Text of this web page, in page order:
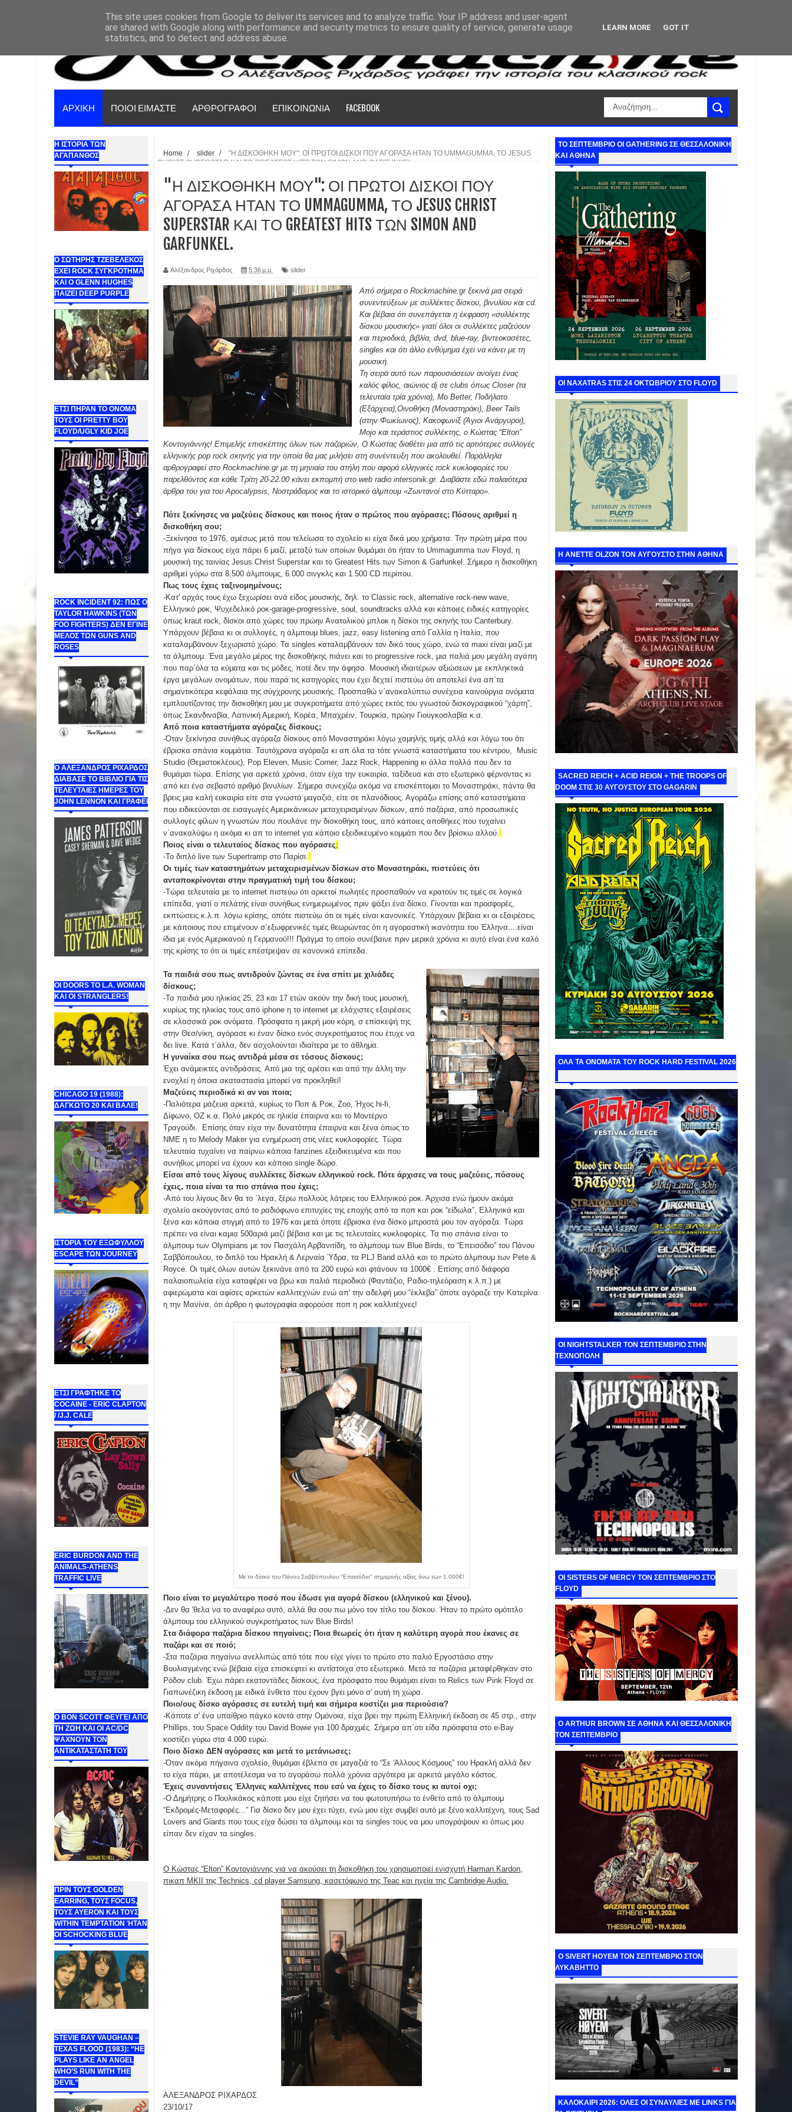
ΑΡΧΙΚΗ ΠΟΙΟΙ ΕΙΜΑΣΤΕ ΑΡΘΡΟΓΡΑΦΟΙ ΕΠΙΚΟΙΝΩΝΙΑ FACEBOOK
Η ΙΣΤΟΡΙΑ ΤΩΝ
ΑΓΑΠΑΝΘΟΣ
Ο ΣΩΤΗΡΗΣ ΤΖΕΒΕΛΕΚΟΣ
ΕΧΕΙ ROCK ΣΥΓΚΡΟΤΗΜΑ
ΚΑΙ Ο GLENN HUGHES
ΠΑΙΖΕΙ DEEP PURPLE
ΕΤΣΙ ΠΗΡΑΝ ΤΟ ΟΝΟΜΑ
ΤΟΥΣ ΟΙ PRETTY BOY
FLOYD/UGLY KID JOE
ROCK INCIDENT 92: ΠΩΣ Ο
TAYLOR HAWKINS (ΤΩΝ
FOO FIGHTERS) ΔΕΝ ΕΓΙΝΕ
ΜΕΛΟΣ ΤΩΝ GUNS AND
ROSES
Ο ΑΛΕΞΑΝΔΡΟΣ ΡΙΧΑΡΔΟΣ
ΔΙΑΒΑΣΕ ΤΟ ΒΙΒΛΙΟ ΓΙΑ ΤΙΣ
ΤΕΛΕΥΤΑΙΕΣ ΗΜΕΡΕΣ ΤΟΥ
JOHN LENNON ΚΑΙ ΓΡΑΦΕΙ
ΟΙ DOORS ΤΟ L.A. WOMAN
KAI OI STRANGLERS!
CHICAGO 19 (1988):
ΔΑΓΚΩΤΟ 20 ΚΑΙ ΒΑΛΕ!
ΙΣΤΟΡΙΑ ΤΟΥ ΕΞΩΦΥΛΛΟΥ
ESCAPE ΤΩΝ JOURNEY
ΕΤΣΙ ΓΡΑΦΤΗΚΕ ΤΟ
COCAINE - ERIC CLAPTON
/ /J.J. CALE
ERIC BURDON AND THE
ANIMALS-ATHENS
TRAFFIC LIVE
Ο BON SCOTT ΦΕΥΓΕΙ ΑΠΟ
ΤΗ ΖΩΗ ΚΑΙ ΟΙ AC/DC
ΨΑΧΝΟΥΝ ΤΟΝ
ΑΝΤΙΚΑΤΑΣΤΑΤΗ ΤΟΥ
ΠΡΙΝ ΤΟΥΣ GOLDEN
EARRING, ΤΟΥΣ FOCUS,
ΤΟΥΣ ΑΥΕROΝ ΚΑΙ ΤΟΥΣ
WITHIN TEMPTATION ΉΤΑΝ
ΟΙ SCHOCKING BLUE
STEVIE RAY VAUGHAN –
TEXAS FLOOD (1983): “HE
PLAYS LIKE AN ANGEL
WHO’S RUN WITH THE
DEVIL”
Home / slider /
"Η ΔΙΣΚΟΘΗΚΗ ΜΟΥ": ΟΙ ΠΡΩΤΟΙ ΔΙΣΚΟΙ ΠΟΥ ΑΓΟΡΑΣΑ ΗΤΑΝ ΤΟ UMMAGUMMA, ΤΟ JESUS
CHRIST SUPERSTAR ΚΑΙ ΤΟ GREATEST HITS ΤΩΝ SIMON AND GARFUNKEL.
"Η ΔΙΣΚΟΘΗΚΗ ΜΟΥ": ΟΙ ΠΡΩΤΟΙ ΔΙΣΚΟΙ ΠΟΥ
ΑΓΟΡΑΣΑ ΗΤΑΝ ΤΟ UMMAGUMMA, ΤΟ JESUS CHRIST
SUPERSTAR ΚΑΙ ΤΟ GREATEST HITS ΤΩΝ SIMON AND
GARFUNKEL.
Αλέξανδρος Ριχάρδος 5:36 μ.μ. slider
Από σήμερα ο Rockmachine.gr ξεκινά μια σειρά
συνεντεύξεων με συλλέκτες δίσκου, βινυλίου και cd.
Και βέβαια ότι συνεπάγεται η έκφραση «συλλέκτης
δίσκου μουσικής» γιατί όλοι οι συλλέκτες μαζεύουν
και περιοδικά, βιβλία, dvd, blue-ray, βιντεοκασέτες,
singles και ότι άλλο ενθύμημα έχει να κάνει με τη
μουσική.
Τη σειρά αυτό των παρουσιάσεων ανοίγει ένας
καλός φίλος, αιώνιος dj σε clubs όπως Closer (τα
τελευταία τρία χρόνια), Mo Better, Ποδήλατο
(Εξάρχεια),Οινοθήκη (Μοναστηράκι), Beer Tails
(στην Φωκίωνος), Κακοφωνίξ (Άγιοι Ανάργυροι),
Mojo και τεράστιος συλλέκτης, ο Κώστας “Elton”
Κοντογιάννης! Επιμελής επισκέπτης όλων των παζαριών, Ο Κώστας διαθέτει μια από τις αρτιότερες συλλογές
ελληνικής pop rock σκηνής για την οποία θα μας μιλήσει στη συνέντευξη που ακολουθεί. Παράλληλα
αρθρογραφεί στο Rockmachine.gr με τη μηνιαία του στήλη που αφορά ελληνικές rock κυκλοφορίες του
παρελθόντος και κάθε Τρίτη 20-22.00 κάνει εκπομπή στο web radio intersonik.gr. Διαβάστε εδώ παλαιότερα
άρθρα του για του Apocalypsis Νοστράδαμος και το ιστορικό άλμπουμ «Ζωντανοί στο Κύτταρο».
Πότε ξεκίνησες να μαζεύεις δίσκους και ποιος ήταν ο πρώτος που αγόρασες; Πόσους αριθμεί η
δισκοθήκη σου;
-Ξεκίνησα το 1976, αμέσως μετά που τελείωσα το σχολείο κι είχα δικά μου χρήματα. Την πρώτη μέρα που
πήγα για δίσκους είχα πάρει 6 μαζί, μεταξύ των οποίων θυμάμαι ότι ήταν το Ummagumma των Floyd, η
μουσική της ταινίας Jesus Christ Superstar και το Greatest Hits των Simon & Garfunkel. Σήμερα η δισκοθήκη
αριθμεί γύρω στα 8.500 άλμπουμς, 6.000 σινγκλς και 1.500 CD περίπου.
Πως τους έχεις ταξινομημένους;
-Κατ' αρχάς τους έχω ξεχωρίσει ανά είδος μουσικής, δηλ. το Classic rock, alternative rock-new wave,
Ελληνικό ροκ, Ψυχεδελικό ροκ-garage-progressive, soul, soundtracks αλλά και κάποιες ειδικές κατηγορίες
όπως kraut rock, δίσκοι από χώρες του πρώην Ανατολικού μπλοκ η δίσκοι της σκηνής του Canterbury.
Υπάρχουν βέβαια κι οι συλλογές, η άλμπουμ blues, jazz, easy listening από Γαλλία η Ιταλία, που
καταλαμβάνουν ξεχωριστό χώρο. Τα singles καταλαμβάνουν τον δικό τους χώρο, ενώ τα maxi είναι μαζί με
τα άλμπουμ. Ένα μεγάλο μέρος της δισκοθήκης πιάνει και το progressive rock, μια παλιά μου μεγάλη αγάπη
που παρ΄όλα τα κύματα και τις μόδες, ποτέ δεν την άφησα. Μουσική ιδιαιτέρων αξιώσεων με εκπληκτικά
έργα μεγάλων ονομάτων, που παρά τις κατηγορίες που έχει δεχτεί πιστεύω ότι αποτελεί ένα απ΄τα
σημαντικότερα κεφάλαια της σύγχρονης μουσικής. Προσπαθώ ν΄ανακαλύπτω συνέχεια καινούργια ονόματα
εμπλουτίζοντας την δισκοθήκη μου με συγκροτήματα από χώρες εκτός του γνωστού δισκογραφικού “χάρτη”,
όπως Σκανδιναβία, Λατινική Αμερική, Κορέα, Μπαχρέιν, Τουρκία, πρώην Γιουγκοσλαβία κ.α.
Από ποια καταστήματα αγόραζες δίσκους;
-Όταν ξεκίνησα συνήθως αγόραζα δίσκους από Μοναστηράκι λόγω χαμηλής τιμής αλλά και λόγω του ότι
έβρισκα σπάνια κομμάτια. Ταυτόχρονα αγόραζα κι απ όλα τα τότε γνωστά καταστήματα του κέντρου, Music
Studio (Θεμιστοκλέους), Pop Eleven, Music Corner, Jazz Rock, Happening κι άλλα πολλά που δεν τα
θυμάμαι τώρα. Επίσης για αρκετά χρόνια, όταν είχα την ευκαιρία, ταξίδευα και στο εξωτερικό φέρνοντας κι
από κει ένα σεβαστό αριθμό βινυλίων. Σήμερα συνεχίζω ακόμα να επισκέπτομαι το Μοναστηράκι, πάντα θα
βρεις μια καλή ευκαιρία είτε στα γνωστά μαγαζιά, είτε σε πλανόδιους. Αγοράζω επίσης από καταστήματα
που ειδικεύονται σε εισαγωγές Αμερικάνικων μεταχειρισμένων δίσκων, από παζάρια, από προσωπικές
συλλογές φίλων η γνωστών που πουλάνε την δισκοθήκη τους, από κάποιες αποθήκες που τυχαίνει
ν΄ανακαλύψω η ακόμα κι απ το internet για κάποιο εξειδικευμένο κομμάτι που δεν βρίσκω αλλού.
Ποιος είναι ο τελευταίος δίσκος που αγόρασες;
-Το διπλό live των Supertramp στο Παρίσι.
Οι τιμές των καταστημάτων μεταχειρισμένων δίσκων στο Μοναστηράκι, πιστεύεις ότι
ανταποκρίνονται στην πραγματική τιμή του δίσκου;
-Τώρα τελευταία με το internet πιστεύω ότι αρκετοί πωλητές προσπαθούν να κρατούν τις τιμές σε λογικά
επίπεδα, γιατί ο πελάτης είναι συνήθως ενημερωμένος πριν ψάξει ένα δίσκο. Γίνονται και προσφορές,
εκπτώσεις κ.λ.π. λόγω κρίσης, οπότε πιστεύω ότι οι τιμές είναι κανονικές. Υπάρχουν βέβαια κι οι εξαιρέσεις
με κάποιους που επιμένουν σ΄εξωφρενικές τιμές θεωρώντας ότι η αγοραστική ικανότητα του Έλληνα....είναι
ίδια με ενός Αμερικανού η Γερμανού!!! Πράγμα το οποίο συνέβαινε πριν μερικά χρόνια κι αυτό είναι ένα καλό
της κρίσης το ότι οι τιμές επέστρεψαν σε κανονικά επίπεδα.
Τα παιδιά σου πως αντιδρούν ζώντας σε ένα σπίτι με χιλιάδες
δίσκους;
-Τα παιδιά μου ηλικίας 25, 23 και 17 ετών ακούν την δική τους μουσική,
κυρίως της ηλικίας τους από iphone η το internet με ελάχιστες εξαιρέσεις
σε κλασσικά ροκ ονόματα. Πρόσφατα η μικρή μου κόρη, σ επίσκεψή της
στην Θεσ/νίκη, αγόρασε κι έναν δίσκο ενός συγκροτήματος που έτυχε να
δει live. Κατά τ΄άλλα, δεν ασχολούνται ιδιαίτερα με το άθλημα.
Η γυναίκα σου πως αντιδρά μέσα σε τόσους δίσκους;
Έχει ανάμεικτες αντιδράσεις. Από μια της αρέσει και από την άλλη την
ενοχλεί η όποια ακαταστασία μπορεί να προκληθεί!
Μαζεύεις περιοδικά κι αν ναι ποια;
-Παλιότερα μάζευα αρκετά, κυρίως το Ποπ & Ροκ, Ζοο, Ήχος hi-fi,
Δίφωνο, ΟΖ κ.α. Πολύ μικρός σε ηλικία έπαιρνα και το Μοντέρνο
Τραγούδι. Επίσης όταν είχα την δυνατότητα έπαιρνα και ξένα όπως το
NME η το Melody Maker για ενημέρωση στις νέες κυκλοφορίες. Τώρα
τελευταία τυχαίνει να παίρνω κάποια fanzines εξειδικευμένα και που
συνήθως μπορεί να έχουν και κάποιο single δώρο.
Είσαι από τους λίγους συλλέκτες δίσκων ελληνικού rock. Πότε άρχισες να τους μαζεύεις, πόσους
έχεις, ποια είναι τα πιο σπάνια που έχεις;
-Από του λίγους δεν θα το ΄λεγα, ξέρω πολλούς λάτρεις του Ελληνικού ροκ. Άρχισα ενώ ήμουν ακόμα
σχολείο ακούγοντας από το ραδιόφωνο επιτυχίες της εποχής από τα ποπ και ροκ “είδωλα”, Ελληνικά και
ξένα και κάποια στιγμή από το 1976 και μετά όποτε έβρισκα ένα δίσκο μπροστά μου τον αγόραζα. Τώρα
πρέπει να είναι καμια 500αριά μαζί βέβαια και με τις τελευταίες κυκλοφορίες. Τα πιο σπάνια είναι το
άλμπουμ των Olympians με τον Πασχάλη Αρβανιτίδη, το άλμπουμ των Blue Birds, το “Επεισόδιο” του Πάνου
Σαββόπουλου, το διπλό του Ηρακλή & Λερναία Ύδρα, τα PLJ Band αλλά και το πρώτο άλμπουμ των Pete &
Royce. Οι τιμές όλων αυτών ξεκινάνε από τα 200 ευρώ και φτάνουν τα 1000€ . Επίσης από διάφορα
παλαιοπωλεία είχα καταφέρει να βρω και παλιά περιοδικά (Φαντάζιο, Ραδιο-τηλεόραση κ.λ.π.) με
αφιερώματα και αφίσες αρκετών καλλιτεχνών ενώ απ' την αδελφή μου “έκλεβα” όποτε αγόραζε την Κατερίνα
η την Μανίνα, ότι άρθρο η φωτογραφία αφορούσε ποπ η ροκ καλλιτέχνες!
Με το δίσκο του Πάνου Σαββόπουλου "Επεισόδιο" σημερινής αξίας άνω των 1.000€!
Ποιο είναι το μεγαλύτερο ποσό που έδωσε για αγορά δίσκου (ελληνικού και ξένου).
-Δεν θα 'θελα να το αναφέρω αυτό, αλλά θα σου πω μόνο τον τίτλο του δίσκου. Ήταν το πρώτο ομότιτλο
άλμπουμ του ελληνικού συγκροτήματος των Blue Birds!
Στα διάφορα παζάρια δίσκου πηγαίνεις; Ποια θεωρείς ότι ήταν η καλύτερη αγορά που έκανες σε
παζάρι και σε ποιό;
-Στα παζάρια πηγαίνω ανελλιπώς από τότε που είχε γίνει το πρώτο στο παλιό Εργοστάσιο στην
Βουλιαγμένης ενώ βέβαια είχα επισκεφτεί κι αντίστοιχα στο εξωτερικό. Μετά τα παζάρια μεταφέρθηκαν στο
Ρόδον club. Έχω πάρει εκατοντάδες δίσκους, ένα πρόσφατο που θυμάμαι είναι το Relics των Pink Floyd σε
Γιαπωνέζικη έκδοση με ειδικά ένθετα που έχουν βγει μόνο σ' αυτή τη χώρα.
Ποιο/ους δίσκο αγόρασες σε ευτελή τιμή και σήμερα κοστίζει μια περιούσια?
-Κάποτε σ' ένα υπαίθριο πάγκο κοντά στην Ομόνοια, είχα βρει την πρώτη Ελληνική έκδοση σε 45 στρ., στην
Phillips, του Space Oddity του David Bowie για 100 δραχμές. Σήμερα απ΄οτι είδα πρόσφατα στο e-Bay
κοστίζει γύρω στα 4.000 ευρώ.
Ποιο δίσκο ΔΕΝ αγόρασες και μετά το μετάνιωσες;
-Όταν ακόμα πήγαινα σχολείο, θυμάμαι έβλεπα σε μαγαζιά το “Σε 'Αλλους Κόσμους” του Ηρακλή αλλά δεν
το είχα πάρει, με αποτέλεσμα να το αγοράσω πολλά χρόνια αργότερα με αρκετά μεγάλο κόστος.
Έχεις συναντήσεις Έλληνες καλλιτέχνες που εσύ να έχεις το δίσκο τους κι αυτοί οχι;
-Ο Δημήτρης ο Πουλικάκος κάποτε μου είχε ζητήσει να του φωτοτυπήσω το ένθετο από το άλμπουμ
“Εκδρομές-Μεταφορές...” Για δίσκο δεν μου έχει τύχει, ενώ μου είχε συμβεί αυτό με ξένο καλλιτέχνη, τους Sad
Lovers and Giants που τους είχα δώσει τα άλμπουμ και τα singles τους να μου υπογράψουν κι όπως μου
είπαν δεν είχαν τα singles.
Ο Κώστας “Elton” Κοντογιάννης για να ακούσει τη δισκοθήκη του χρησιμοποιεί ενισχυτή Harman Kardon,
πικαπ ΜΚΙΙ της Technics, cd player Samsung, κασετόφωνο της Teac και ηχεία της Cambridge Audio.
ΑΛΕΞΑΝΔΡΟΣ ΡΙΧΑΡΔΟΣ
23/10/17
ΤΟ ΣΕΠΤΕΜΒΡΙΟ ΟΙ GATHERING ΣΕ ΘΕΣΣΑΛΟΝΙΚΗ
ΚΑΙ ΑΘΗΝΑ
ΟΙ NAXATRAS ΣΤΙΣ 24 ΟΚΤΩΒΡΙΟΥ ΣΤΟ FLOYD
Η ANETTE OLZON ΤΟΝ ΑΥΓΟΥΣΤΟ ΣΤΗΝ ΑΘΗΝΑ
SACRED REICH + ACID REIGN + THE TROOPS OF
DOOM ΣΤΙΣ 30 ΑΥΓΟΥΣΤΟΥ ΣΤΟ GAGARIN
ΟΛΑ ΤΑ ΟΝΟΜΑΤΑ ΤΟΥ ROCK HARD FESTIVAL 2026
ΟΙ NIGHTSTALKER ΤΟΝ ΣΕΠΤΕΜΒΡΙΟ ΣΤΗΝ
ΤΕΧΝΟΠΟΛΗ
ΟΙ SISTERS OF MERCY ΤΟΝ ΣΕΠΤΕΜΒΡΙΟ ΣΤΟ
FLOYD
O ARTHUR BROWN ΣΕ ΑΘΗΝΑ ΚΑΙ ΘΕΣΣΑΛΟΝΙΚΗ
ΤΟΝ ΣΕΠΤΕΜΒΡΙΟ
Ο SIVERT HOYEM ΤΟΝ ΣΕΠΤΕΜΒΡΙΟ ΣΤΟΝ
ΛΥΚΑΒΗΤΤΟ
ΚΑΛΟΚΑΙΡΙ 2026: ΟΛΕΣ ΟΙ ΣΥΝΑΥΛΙΕΣ ΜΕ LINKS ΓΙΑ
This site uses cookies from Google to deliver its services and to analyze traffic. Your IP address and user-agent
are shared with Google along with performance and security metrics to ensure quality of service, generate usage
statistics, and to detect and address abuse.
LEARN MORE GOT IT